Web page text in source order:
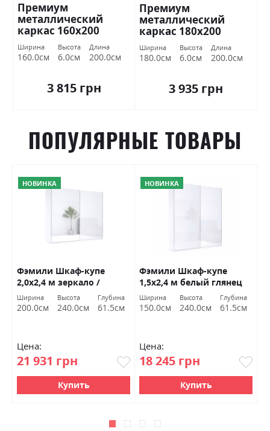
Премиум
металлический
каркас 160х200
Миромарк
Ширина
160.0см
Высота
6.0см
Длина
200.0см
3 815 грн
Премиум
металлический
каркас 180х200
Миромарк
Ширина
180.0см
Высота
6.0см
Длина
200.0см
3 935 грн
ПОПУЛЯРНЫЕ ТОВАРЫ
НОВИНКА
Фэмили Шкаф-купе
2,0х2,4 м зеркало /
белый глянец Миромарк
Ширина
200.0см
Высота
240.0см
Глубина
61.5см
Цена:
21 931 грн
Купить
НОВИНКА
Фэмили Шкаф-купе
1,5х2,4 м белый глянец
Миромарк
Ширина
150.0см
Высота
240.0см
Глубина
61.5см
Цена:
18 245 грн
Купить